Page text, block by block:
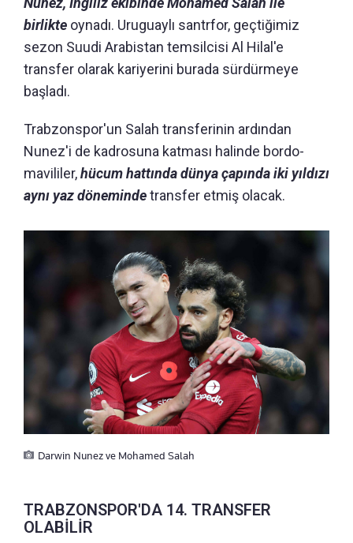
birlikte oynadı. Uruguaylı santrfor, geçtiğimiz
sezon Suudi Arabistan temsilcisi Al Hilal'e
transfer olarak kariyerini burada sürdürmeye
başladı.
Trabzonspor'un Salah transferinin ardından
Nunez'i de kadrosuna katması halinde bordo-
mavililer,hücum hattında dünya çapında iki yıldızı
aynı yaz dönemindetransfer etmiş olacak.
Darwin Nunez ve Mohamed Salah
TRABZONSPOR'DA 14. TRANSFER
OLABİLİR